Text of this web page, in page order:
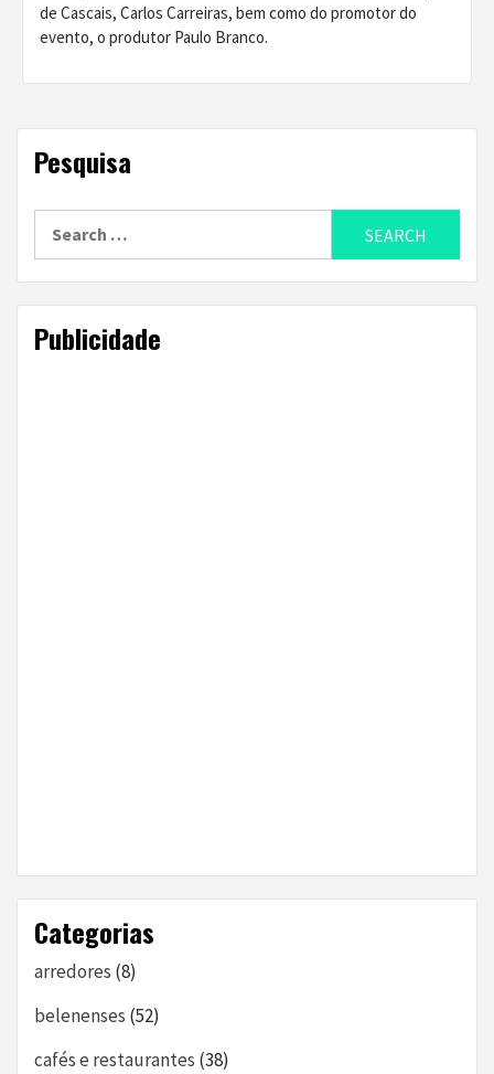
de Cascais, Carlos Carreiras, bem como do promotor do
evento, o produtor Paulo Branco.
Pesquisa
Publicidade
Categorias
arredores (8)
belenenses (52)
cafés e restaurantes (38)